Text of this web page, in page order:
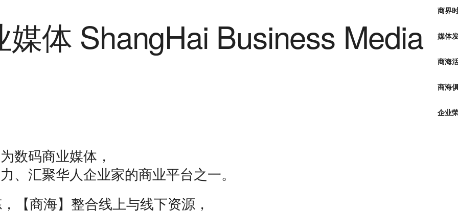
商界
媒体
商海
商海
企业
数码商业媒体，
、汇聚华人企业家的商业平台之一。
【商海】整合线上与线下资源，